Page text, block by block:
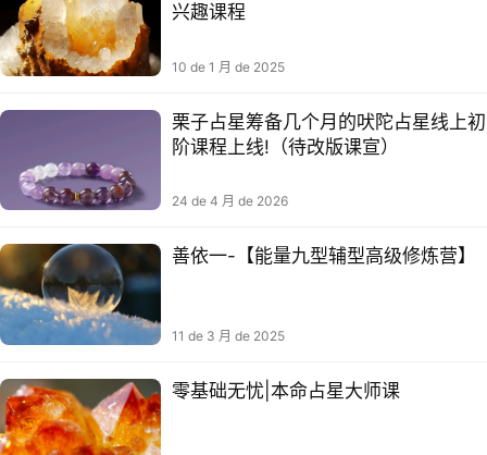
兴趣课程
10 de 1 月 de 2025
栗子占星筹备几个月的吠陀占星线上初
阶课程上线!（待改版课宣）
24 de 4 月 de 2026
善依一-【能量九型辅型高级修炼营】
11 de 3 月 de 2025
零基础无忧|本命占星大师课